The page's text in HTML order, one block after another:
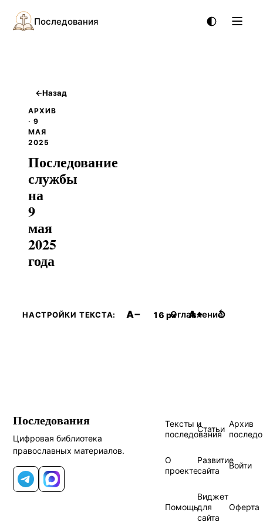
Последования
←Назад
АРХИВ
· 9
МАЯ
2025
Последование
службы
на
9
мая
2025
года
НАСТРОЙКИ ТЕКСТА: A− 16 px A+ ↺
Оглавление
Последования
Цифровая библиотека
православных материалов.
Telegram
MAX
Тексты и
последования
Статьи
Архив
О
проекте
Развитие
сайта
Войти
Помощь
Виджет
для
сайта
Оферта